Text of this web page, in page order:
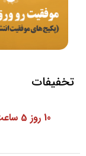
تخفیفات
10 روز 5 ساعت 11 دقیقه 3 ثانیه